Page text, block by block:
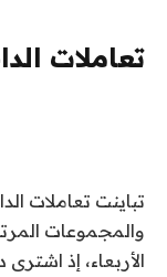
تعاملات
تباينت تعاملات
والمجموعات
الأربعاء، إذ